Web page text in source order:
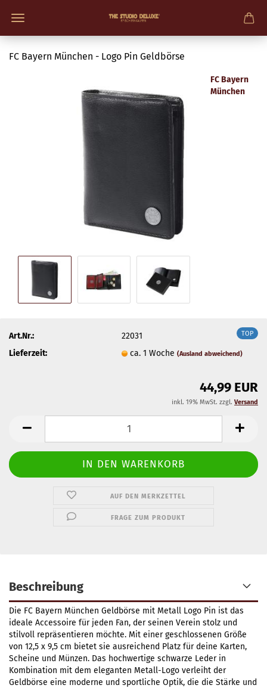
FC Bayern München - Logo Pin Geldbörse
FC Bayern
München
TOP
Art.Nr.:
22031
Lieferzeit:
ca. 1 Woche(Ausland abweichend)
44,99 EUR
inkl. 19% MwSt. zzgl. Versand
AUF DEN MERKZETTEL
FRAGE ZUM PRODUKT
Beschreibung
Die FC Bayern München Geldbörse mit Metall Logo Pin ist das
ideale Accessoire für jeden Fan, der seinen Verein stolz und
stilvoll repräsentieren möchte. Mit einer geschlossenen Größe
von 12,5 x 9,5 cm bietet sie ausreichend Platz für deine Karten,
Scheine und Münzen. Das hochwertige schwarze Leder in
Kombination mit dem eleganten Metall-Logo verleiht der
Geldbörse eine moderne und sportliche Optik, die die Stärke und